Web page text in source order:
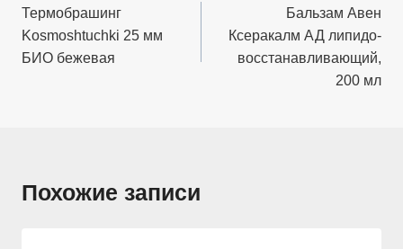
по
записям
Термобрашинг
Kosmoshtuchki 25 мм
БИО бежевая
Бальзам Авен
Ксеракалм АД липидо-
восстанавливающий,
200 мл
Похожие записи